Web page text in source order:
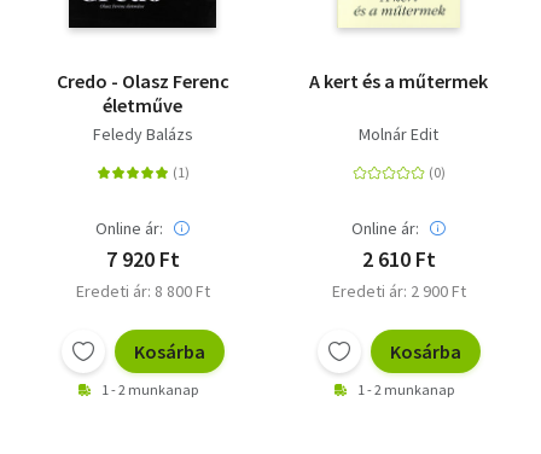
Credo - Olasz Ferenc
életműve
Feledy Balázs
Online ár:
7 920 Ft
Eredeti ár: 8 800 Ft
Kosárba
1 - 2 munkanap
A kert és a műtermek
Molnár Edit
Online ár:
2 610 Ft
Eredeti ár: 2 900 Ft
Kosárba
1 - 2 munkanap